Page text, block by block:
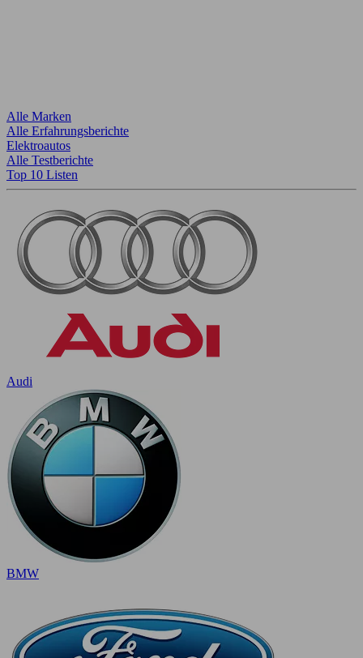
Alle Marken
Alle Erfahrungsberichte
Elektroautos
Alle Testberichte
Top 10 Listen
Audi
BMW